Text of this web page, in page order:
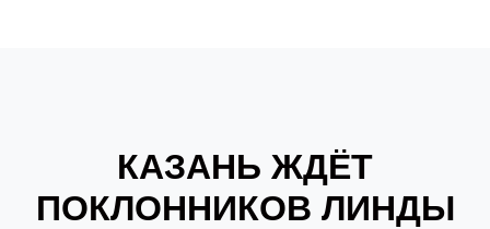
КАЗАНЬ ЖДЁТ
ПОКЛОННИКОВ ЛИНДЫ